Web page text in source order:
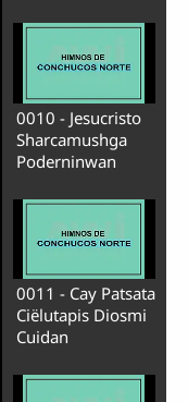
0010 - Jesucristo
Sharcamushga
Poderninwan
0011 - Cay Patsata
Ciëlutapis Diosmi
Cuidan